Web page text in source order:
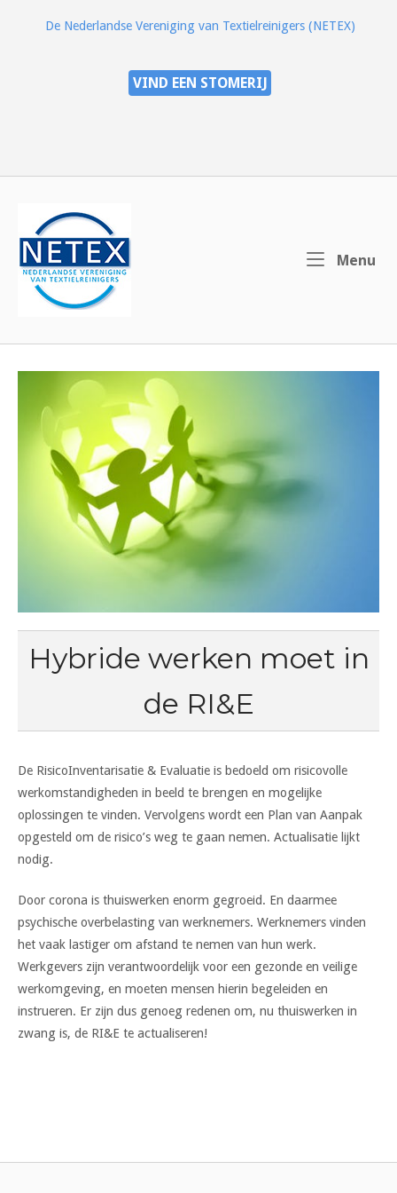
De Nederlandse Vereniging van Textielreinigers (NETEX)
VIND EEN STOMERIJ
Menu
Hybride werken moet in
de RI&E
De RisicoInventarisatie & Evaluatie is bedoeld om risicovolle
werkomstandigheden in beeld te brengen en mogelijke
oplossingen te vinden. Vervolgens wordt een Plan van Aanpak
opgesteld om de risico’s weg te gaan nemen. Actualisatie lijkt
nodig.
Door corona is thuiswerken enorm gegroeid. En daarmee
psychische overbelasting van werknemers. Werknemers vinden
het vaak lastiger om afstand te nemen van hun werk.
Werkgevers zijn verantwoordelijk voor een gezonde en veilige
werkomgeving, en moeten mensen hierin begeleiden en
instrueren. Er zijn dus genoeg redenen om, nu thuiswerken in
zwang is, de RI&E te actualiseren!
navigatie